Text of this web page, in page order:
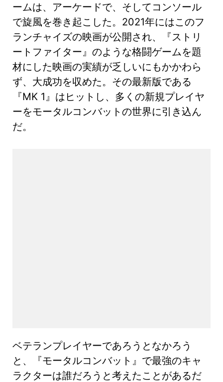
ームは、アーケードで、そしてコンソール
で旋風を巻き起こした。2021年にはこのフ
ランチャイズの映画が公開され、『ストリ
ートファイター』のような格闘ゲームを題
材にした映画の実績が乏しいにもかかわら
ず、大成功を収めた。その最新版である
『MK 1』はヒットし、多くの新規プレイヤ
ーをモータルコンバットの世界に引き込ん
だ。
ベテランプレイヤーであろうとなかろう
と、『モータルコンバット』で最強のキャ
ラクターは誰だろうと考えたことがあるだ